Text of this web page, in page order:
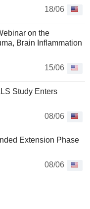
18/06
on the
Brain Inflammation
15/06
Study Enters
08/06
Extension Phase
08/06